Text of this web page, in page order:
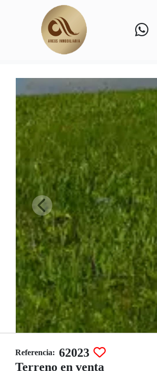
Referencia: 62023
Terreno en venta